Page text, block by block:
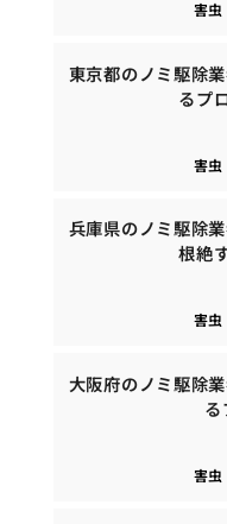
害虫
東京都のノミ駆除
るプ
害虫
兵庫県のノミ駆除
根絶
害虫
大阪府のノミ駆除
害虫